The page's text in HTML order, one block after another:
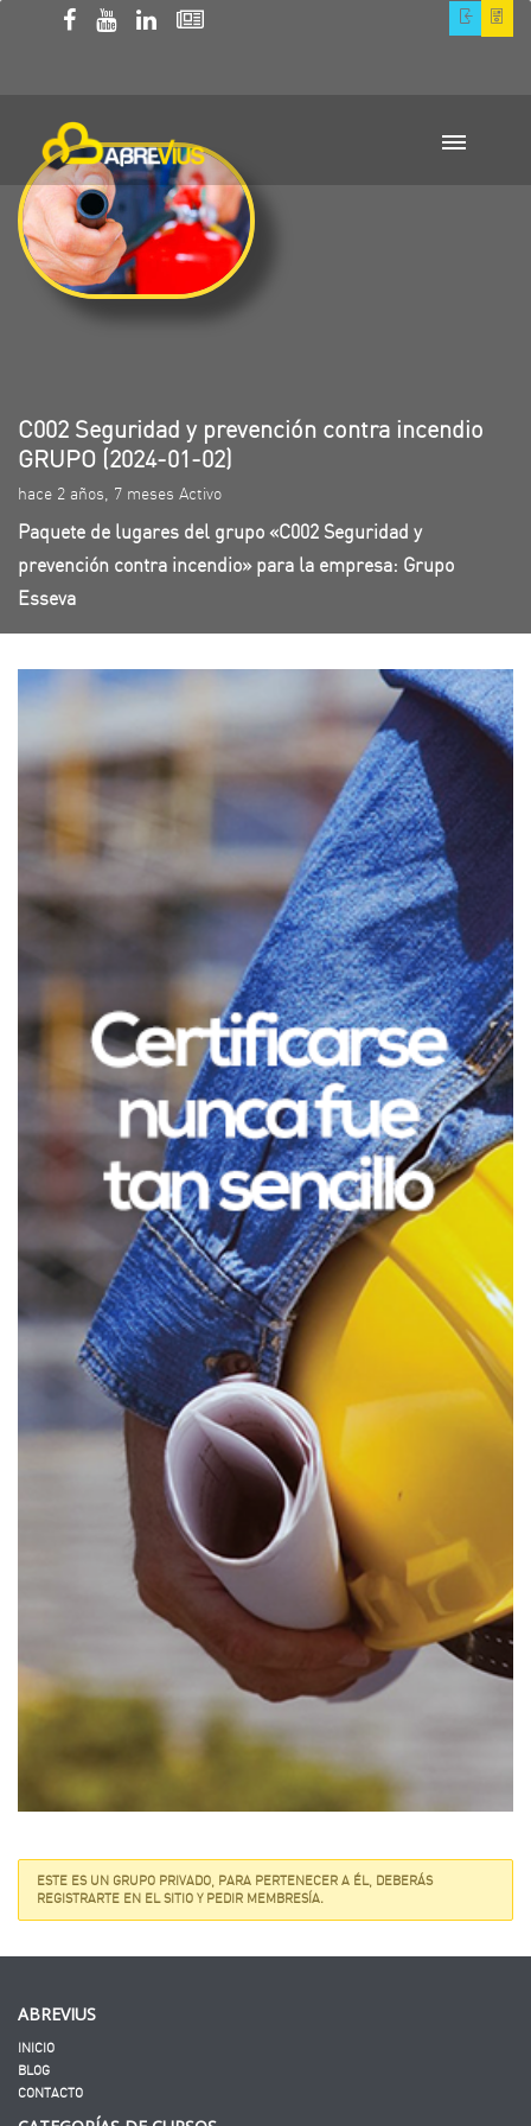
C002 Seguridad y prevención contra incendio
GRUPO (2024-01-02)
hace 2 años, 7 meses Activo
Paquete de lugares del grupo «C002 Seguridad y
prevención contra incendio» para la empresa: Grupo
Esseva
ESTE ES UN GRUPO PRIVADO, PARA PERTENECER A ÉL, DEBERÁS
REGISTRARTE EN EL SITIO Y PEDIR MEMBRESÍA.
ABREVIUS
INICIO
BLOG
CONTACTO